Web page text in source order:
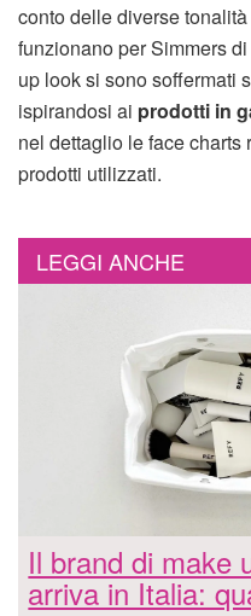
conto delle diverse
funzionano per Simmers di
up look si sono soffermati
ispirandosi ai prodotti in
nel dettaglio le face
prodotti utilizzati.
LEGGI ANCHE
Il brand di make
arriva in Italia: